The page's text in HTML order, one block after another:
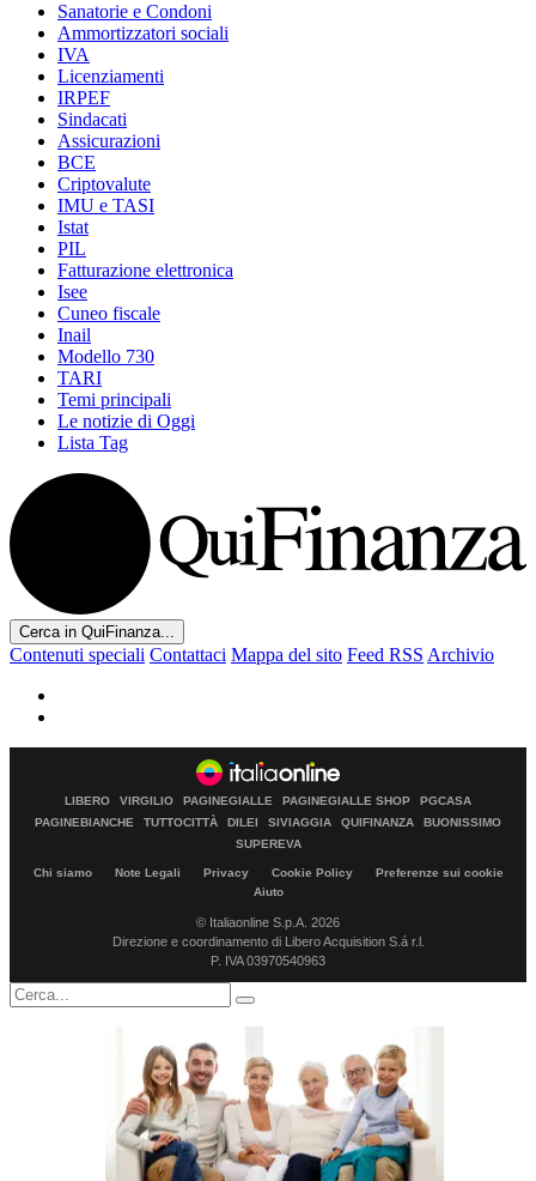
Sanatorie e Condoni
Ammortizzatori sociali
IVA
Licenziamenti
IRPEF
Sindacati
Assicurazioni
BCE
Criptovalute
IMU e TASI
Istat
PIL
Fatturazione elettronica
Isee
Cuneo fiscale
Inail
Modello 730
TARI
Temi principali
Le notizie di Oggi
Lista Tag
Cerca in QuiFinanza...
Contenuti speciali Contattaci Mappa del sito Feed RSS Archivio
LIBERO VIRGILIO PAGINEGIALLE PAGINEGIALLE SHOP
PGCASA
PAGINEBIANCHE
TUTTOCITTÀ DILEI SIVIAGGIA QUIFINANZA
BUONISSIMO
SUPEREVA
Chi siamo Note Legali Privacy Cookie Policy
Preferenze sui cookie
Aiuto
© Italiaonline S.p.A. 2026
Direzione e coordinamento di Libero Acquisition S.á r.l.
P. IVA 03970540963